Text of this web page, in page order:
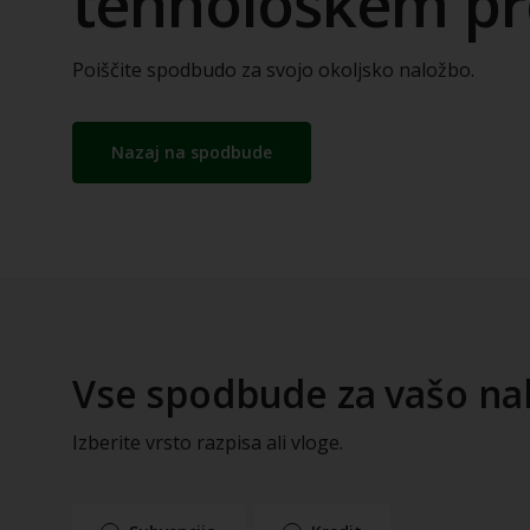
Poiščite spodbudo za svojo okoljsko naložbo.
Nazaj na spodbude
Vse spodbude za vašo
Izberite vrsto razpisa ali vloge.